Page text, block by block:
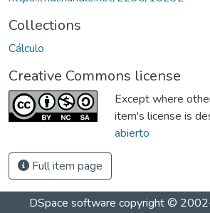
Collections
Cálculo
Creative Commons license
Except where
item's license is
abierto
Full item page
DSpace software copyright ©